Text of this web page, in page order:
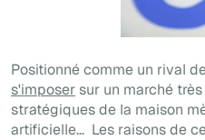
Positionné comme un rival
s'imposersur un marché
stratégiques de la maison
artificielle… Les raisons de